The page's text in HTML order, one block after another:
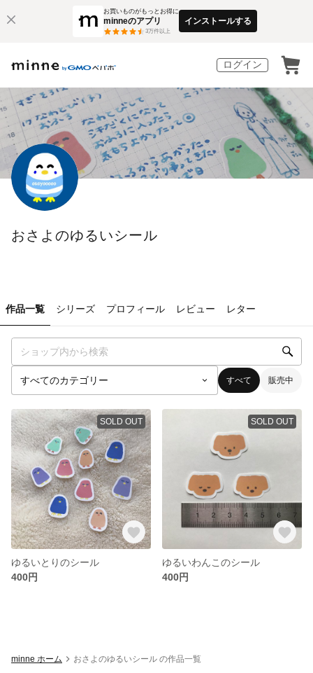
お買いものがもっとお得に
minneのアプリ
3万件以上
インストールする
ログイン
おさよのゆるいシール
作品一覧 シリーズ プロフィール レビュー レター
すべて 販売中
SOLD OUT
ゆるいとりのシール
400円
SOLD OUT
ゆるいわんこのシール
400円
minne ホーム おさよのゆるいシール の作品一覧